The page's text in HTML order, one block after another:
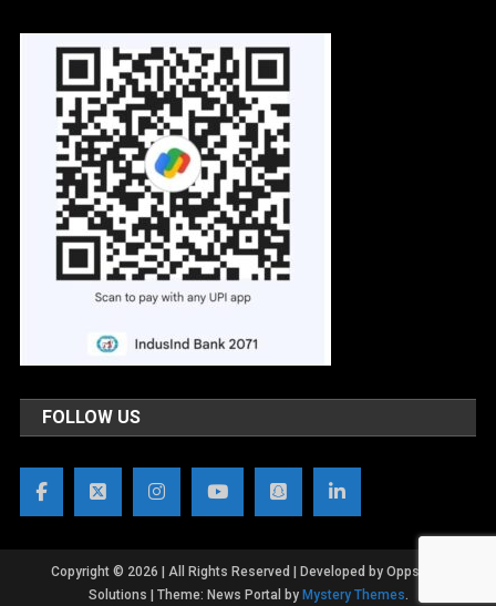
FOLLOW US
Copyright © 2026 | All Rights Reserved | Developed by OppsWeb
Solutions
Theme: News Portal by Mystery Themes.